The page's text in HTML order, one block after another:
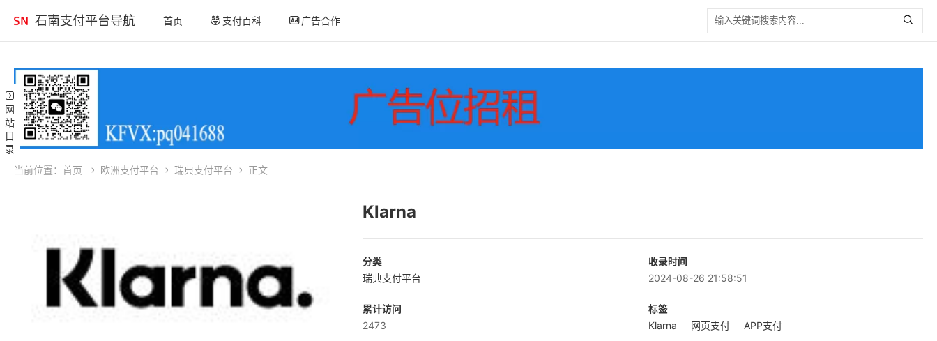
石南支付平台导航 首页 支付百科 广告合作
网站目录
当前位置： 首页 欧洲支付平台 瑞典支付平台 正文
Klarna
分类
瑞典支付平台
收录时间
2024-08-26 21:58:51
累计访问
2473
标签
Klarna
网页支付 APP支付